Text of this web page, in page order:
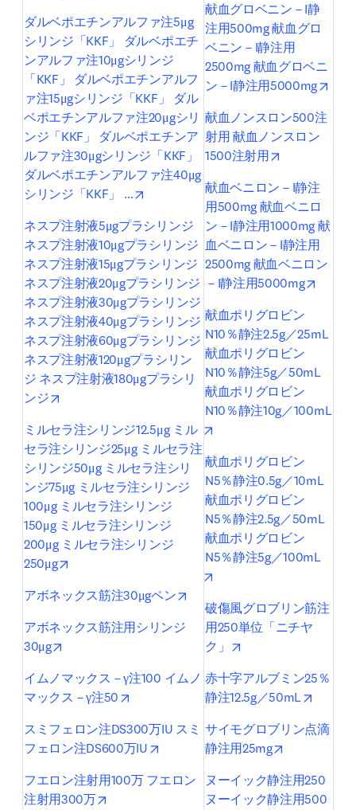
ダルベポエチンアルファ注5μg
シリンジ「KKF」 ダルベポエチ
ンアルファ注10μgシリンジ
「KKF」 ダルベポエチンアルフ
ァ注15μgシリンジ「KKF」 ダル
ベポエチンアルファ注20μgシリ
ンジ「KKF」 ダルベポエチンア
ルファ注30μgシリンジ「KKF」
ダルベポエチンアルファ注40μg
シリンジ「KKF」 …
opens in new tab/window
ネスプ注射液5μgプラシリンジ
ネスプ注射液10μgプラシリンジ
ネスプ注射液15μgプラシリンジ
ネスプ注射液20μgプラシリンジ
ネスプ注射液30μgプラシリンジ
ネスプ注射液40μgプラシリンジ
ネスプ注射液60μgプラシリンジ
ネスプ注射液120μgプラシリン
ジ ネスプ注射液180μgプラシリ
ンジ
ミルセラ注シリンジ12.5μg ミル
セラ注シリンジ25μg ミルセラ注
シリンジ50μg ミルセラ注シリ
ンジ75μg ミルセラ注シリンジ
100μg ミルセラ注シリンジ
150μg ミルセラ注シリンジ
200μg ミルセラ注シリンジ
250μg
アボネックス筋注30μgペン
アボネックス筋注用シリンジ
30μg
イムノマックス－γ注100 イムノ
マックス－γ注50
opens in new tab/window
スミフェロン注DS300万IU スミ
フェロン注DS600万IU
opens in new tab/window
フエロン注射用100万 フエロン
注射用300万
opens in new tab/window
献血グロベニン－I静
注用500mg 献血グロ
ベニン－I静注用
2500mg 献血グロベニ
ン－I静注用5000mg
献血ノンスロン500注
射用 献血ノンスロン
1500注射用
献血ベニロン－I静注
用500mg 献血ベニロ
ン－I静注用1000mg 献
血ベニロン－I静注用
2500mg 献血ベニロン
－I静注用5000mg
献血ポリグロビン
N10％静注2.5g／25mL
献血ポリグロビン
N10％静注5g／50mL
献血ポリグロビン
N10％静注10g／100mL
献血ポリグロビン
N5％静注0.5g／10mL
献血ポリグロビン
N5％静注2.5g／50mL
献血ポリグロビン
N5％静注5g／100mL
破傷風グロブリン筋注
用250単位「ニチヤ
ク」
赤十字アルブミン25％
静注12.5g／50mL
サイモグロブリン点滴
静注用25mg
ヌーイック静注用250
ヌーイック静注用500